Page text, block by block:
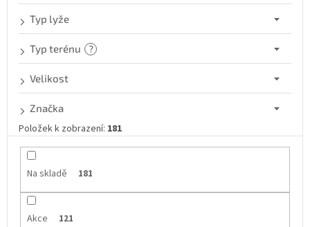
Na skladě 181
Akce 121
Typ lyže
Typ terénu ?
Velikost
Značka
Položek k zobrazení: 181